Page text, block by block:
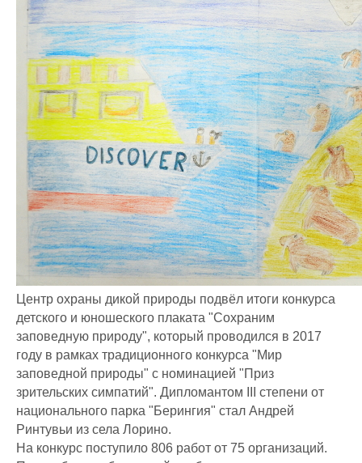
Центр охраны дикой природы подвёл итоги конкурса
детского и юношеского плаката "Сохраним
заповедную природу", который проводился в 2017
году в рамках традиционного конкурса "Мир
заповедной природы" с номинацией "Приз
зрительских симпатий". Дипломантом III степени от
национального парка "Берингия" стал Андрей
Ринтувьи из села Лорино.
На конкурс поступило 806 работ от 75 организаций.